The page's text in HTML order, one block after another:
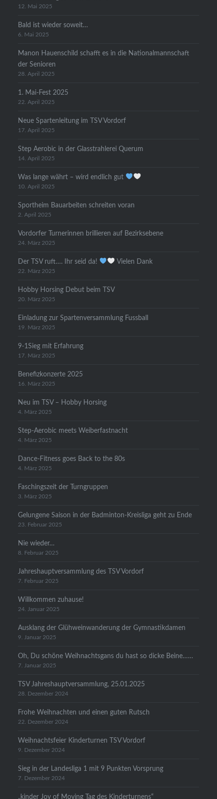
12. Mai 2025
Bald ist wieder soweit…
6. Mai 2025
Manon Hauenschild schafft es in die Nationalmannschaft
der Senioren
28. April 2025
1. Mai-Fest 2025
22. April 2025
Neue Spartenleitung im TSV Vordorf
17. April 2025
Step Aerobic in der Glasstrahlerei Querum
14. April 2025
Was lange währt – wird endlich gut
10. April 2025
Sportheim Bauarbeiten schreiten voran
2. April 2025
Vordorfer Turnerinnen brillieren auf Bezirksebene
24. März 2025
Der TSV ruft…. Ihr seid da! Vielen Dank
22. März 2025
Hobby Horsing Debut beim TSV
20. März 2025
Einladung zur Spartenversammlung Fussball
19. März 2025
9-1Sieg mit Erfahrung
17. März 2025
Benefizkonzerte 2025
16. März 2025
Neu im TSV – Hobby Horsing
4. März 2025
Step-Aerobic meets Weiberfastnacht
4. März 2025
Dance-Fitness goes Back to the 80s
4. März 2025
Faschingszeit der Turngruppen
3. März 2025
Gelungene Saison in der Badminton-Kreisliga geht zu Ende
23. Februar 2025
Nie wieder…
8. Februar 2025
Jahreshauptversammlung des TSV Vordorf
7. Februar 2025
Willkommen zuhause!
24. Januar 2025
Ausklang der Glühweinwanderung der Gymnastikdamen
9. Januar 2025
Oh, Du schöne Weihnachtsgans du hast so dicke Beine……
7. Januar 2025
TSV Jahreshauptversammlung, 25.01.2025
28. Dezember 2024
Frohe Weihnachten und einen guten Rutsch
22. Dezember 2024
Weihnachtsfeier Kinderturnen TSV Vordorf
9. Dezember 2024
Sieg in der Landesliga 1 mit 9 Punkten Vorsprung
7. Dezember 2024
„kinder Joy of Moving Tag des Kinderturnens“